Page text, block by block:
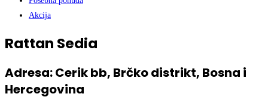
Akcija
Rattan Sedia
Adresa: Cerik bb, Brčko distrikt, Bosna i
Hercegovina